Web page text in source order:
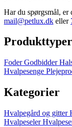
Har du spørgsmål, er
mail@petlux.dk eller
Produkttyper
FoderGodbidder
Hvalpesenge
Kategorier
Hvalpegård og gitter
Hvalpeseler